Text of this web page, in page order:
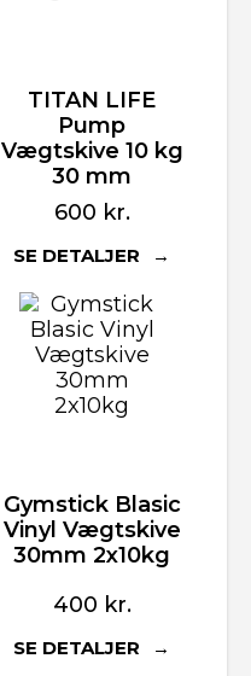
TITAN LIFE
Pump
Vægtskive 10 kg
30 mm
600 kr.
SE DETALJER
Gymstick Blasic
Vinyl Vægtskive
30mm 2x10kg
400 kr.
SE DETALJER